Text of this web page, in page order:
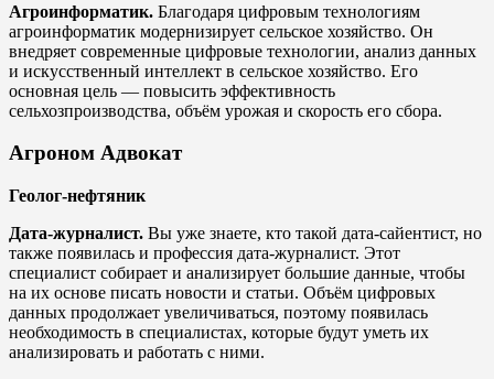
Агроинформатик. Благодаря цифровым технологиям
агроинформатик модернизирует сельское хозяйство. Он
внедряет современные цифровые технологии, анализ данных
и искусственный интеллект в сельское хозяйство. Его
основная цель — повысить эффективность
сельхозпроизводства, объём урожая и скорость его сбора.
Агроном Адвокат
Геолог-нефтяник
Дата-журналист. Вы уже знаете, кто такой дата-сайентист, но
также появилась и профессия дата-журналист. Этот
специалист собирает и анализирует большие данные, чтобы
на их основе писать новости и статьи. Объём цифровых
данных продолжает увеличиваться, поэтому появилась
необходимость в специалистах, которые будут уметь их
анализировать и работать с ними.